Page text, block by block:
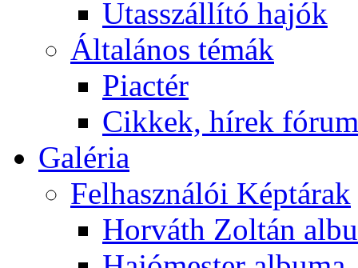
Utasszállító hajók
Általános témák
Piactér
Cikkek, hírek
Galéria
Felhasználói Képtárak
Horváth Zoltán